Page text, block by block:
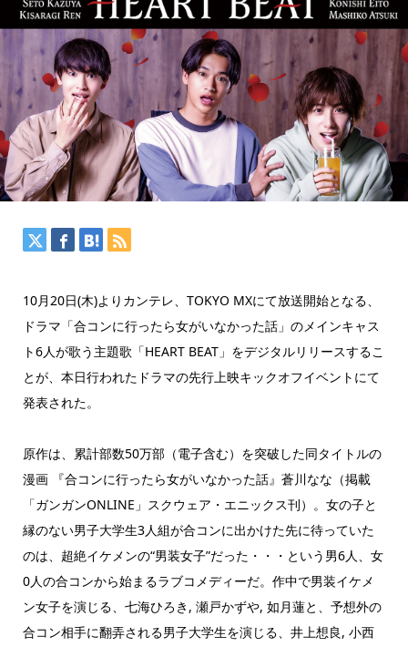
10月20日(木)よりカンテレ、TOKYO MXにて放送開始となる、
ドラマ「合コンに行ったら女がいなかった話」のメインキャス
ト6人が歌う主題歌「HEART BEAT」をデジタルリリースするこ
とが、本日行われたドラマの先行上映キックオフイベントにて
発表された。
原作は、累計部数50万部（電子含む）を突破した同タイトルの
漫画 『合コンに行ったら女がいなかった話』蒼川なな（掲載
「ガンガンONLINE」スクウェア・エニックス刊）。女の子と
縁のない男子大学生3人組が合コンに出かけた先に待っていた
のは、超絶イケメンの“男装女子”だった・・・という男6人、女
0人の合コンから始まるラブコメディーだ。作中で男装イケメ
ン女子を演じる、七海ひろき, 瀬戸かずや, 如月蓮と、予想外の
合コン相手に翻弄される男子大学生を演じる、井上想良, 小西